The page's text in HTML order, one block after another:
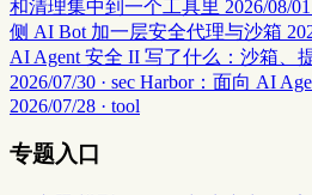
和清理集中到一个工具里 2026/08/
侧 AI Bot 加一层安全代理与沙箱
AI Agent 安全 II 写了什么：沙箱、
2026/07/30 · sec Harbor：面向 AI
2026/07/28 · tool
专题入口